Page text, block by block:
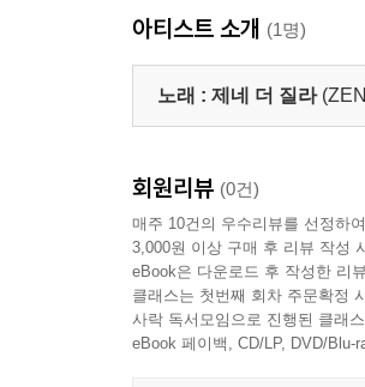
아티스트 소개 (1명)
노래 : 제네 더 질라
회원리뷰 (0건)
매주 10건의 우수리뷰를 선정하
3,000원 이상 구매 후 리뷰 작성
eBook은 다운로드 후 작성한 리
클래스는 첫번째 회차 주문확정
사락 독서모임으로 진행된 클래
eBook 페이백, CD/LP, DVD/